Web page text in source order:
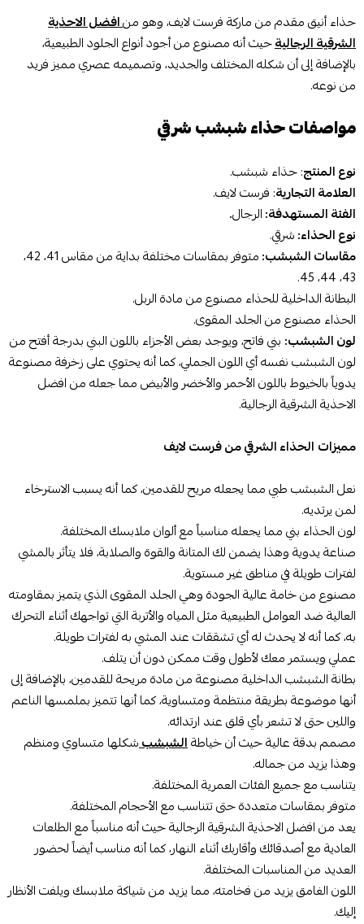
حذاء أنيق مقدم من ماركة فرست لايف، وهو منافضل الاحذية
الشرقية الرجاليةحيث أنه مصنوع من أجود أنواع الجلود الطبيعية،
بالإضافة إلى أن شكله المختلف والجديد، وتصميمه عصري مميز فريد
من نوعه.
مواصفات حذاء شبشب شرقي
نوع المنتج: حذاء شبشب.
العلامة التجارية: فرست لايف.
الفئة المستهدفة:الرجال.
نوع الحذاء:شرقي.
مقاسات الشبشب:
متوفر بمقاسات مختلفة بداية من مقاس 41، 42،
43، 44، 45.
البطانة الداخلية للحذاء مصنوع من مادة الربل.
الحذاء مصنوع من الجلد المقوى.
لون الشبشب: بني فاتح، ويوجد بعض الأجزاء باللون البني بدرجة أفتح من
لون الشبشب نفسه أي اللون الجملي، كما أنه يحتوي على زخرفة مصنوعة
يدوياً بالخيوط باللون الأحمر والأخضر والأبيض مما جعله من افضل
الاحذية الشرقية الرجالية.
مميزات الحذاء الشرقي من فرست لايف
نعل الشبشب طبي مما يجعله مريح للقدمين، كما أنه يسبب الاسترخاء
لمن يرتديه.
لون الحذاء بني مما يجعله مناسباً مع ألوان ملابسك المختلفة.
صناعة يدوية وهذا يضمن لك المتانة والقوة والصلابة، فلا يتأثر بالمشي
لفترات طويلة في مناطق غير مستوية.
مصنوع من خامة عالية الجودة وهي الجلد المقوى الذي يتميز بمقاومته
العالية ضد العوامل الطبيعية مثل المياه والأتربة التي تواجهك أثناء التحرك
به، كما أنه لا يحدث له أي تشققات عند المشي به لفترات طويلة.
عملي ويستمر معك لأطول وقت ممكن دون أن يتلف.
بطانة الشبشب الداخلية مصنوعة من مادة مريحة للقدمين، بالإضافة إلى
أنها موضوعة بطريقة منتظمة ومتساوية، كما أنها تتميز بملمسها الناعم
واللين حتى لا تشعر بأي قلق عند ارتدائه.
مصمم بدقة عالية حيث أن خياطةالشبشبشكلها متساوي ومنظم
وهذا يزيد من جماله.
يتناسب مع جميع الفئات العمرية المختلفة.
متوفر بمقاسات متعددة حتى تتناسب مع الأحجام المختلفة.
يعد من افضل الاحذية الشرقية الرجالية حيث أنه مناسباً مع الطلعات
العادية مع أصدقائك وأقاربك أثناء النهار، كما أنه مناسب أيضاً لحضور
العديد من المناسبات المختلفة.
اللون الغامق يزيد من فخامته، مما يزيد من شياكة ملابسك ويلفت الأنظار
إليك.